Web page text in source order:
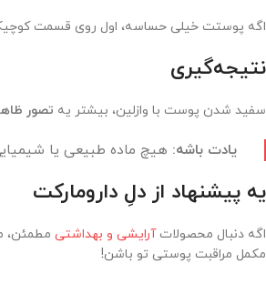
اگه پوستت خیلی حساسه، اول روی قسمت
نتیجه‌گیری
سفید شدن پوست با وازلین، بیشتر یه تصور
یادت باشه: هیچ ماده طبیعی یا
یه پیشنهاد از دلِ دارومارکت
اگه دنبال محصولاتآرایشی و بهداشتی مطمئن،
مکمل مراقبت پوستی تو باشن!